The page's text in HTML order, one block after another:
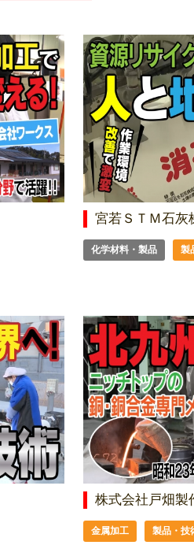
宮若ＳＴＭ石灰
化学材料・製品 製
株式会社戸畑製
金属加工 製品・技